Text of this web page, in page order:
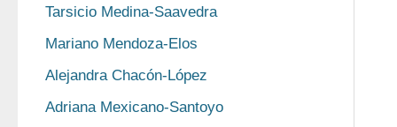
Tarsicio Medina-Saavedra
Mariano Mendoza-Elos
Alejandra Chacón-López
Adriana Mexicano-Santoyo